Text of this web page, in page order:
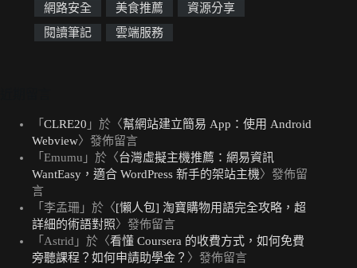
網路安全
美食推薦
資源分享
閱讀筆記
雲端服務
「 CLRE20 」於〈幫網站建立簡易 App：使用 Android
Webview〉發佈留言
「 Emumu 」於〈台灣虛擬主機推薦：網易資訊
WantEasy，適合 WordPress 新手的架站主機〉發佈留
言
「 李孟珊 」於〈[懶人包] 淘寶購物用語完全攻略，超
詳細的術語對照〉發佈留言
「 Astrid 」於〈看懂 Coursera 的收費方式，如何免費
旁聽課程？如何申請助學金？ 〉發佈留言